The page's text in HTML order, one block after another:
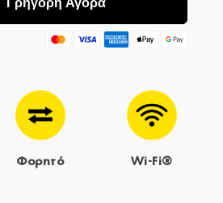
Φορητό Wi-Fi®